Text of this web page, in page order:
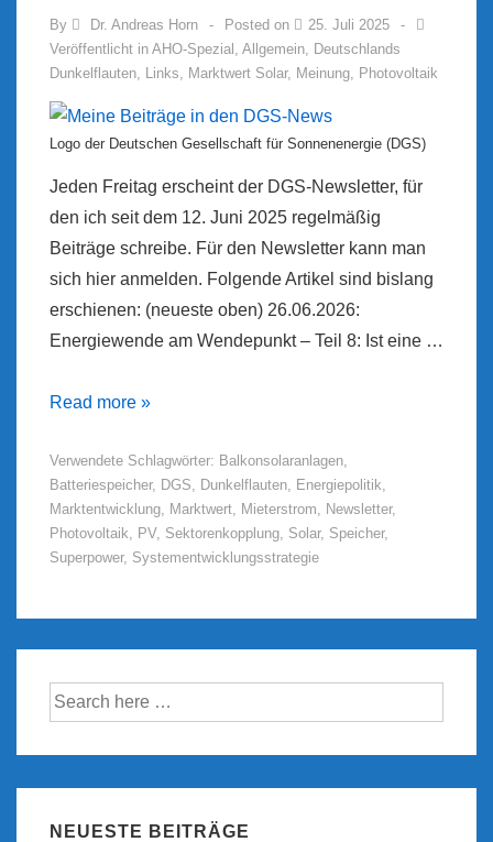
By Dr. Andreas Horn Posted on
25. Juli 2025
Veröffentlicht in AHO-Spezial , Allgemein, Deutschlands
Dunkelflauten, Links, Marktwert Solar, Meinung, Photovoltaik
Logo der Deutschen Gesellschaft für Sonnenenergie (DGS)
Jeden Freitag erscheint der DGS-Newsletter, für
den ich seit dem 12. Juni 2025 regelmäßig
Beiträge schreibe. Für den Newsletter kann man
sich hier anmelden. Folgende Artikel sind bislang
erschienen: (neueste oben) 26.06.2026:
Energiewende am Wendepunkt – Teil 8: Ist eine …
Meine
in
den
DGS-
News
Read more »
Verwendete Schlagwörter: Balkonsolaranlagen,
Batteriespeicher, DGS, Dunkelflauten, Energiepolitik,
Marktentwicklung, Marktwert, Mieterstrom, Newsletter,
Photovoltaik, PV, Sektorenkopplung, Solar, Speicher,
Superpower, Systementwicklungsstrategie
Suche
nach:
NEUESTE BEITRÄGE